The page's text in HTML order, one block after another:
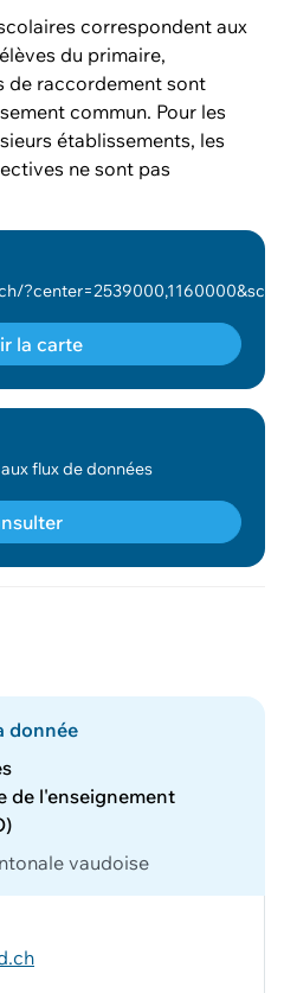
correspondent aux
du primaire,
de raccordement sont
commun. Pour les
établissements, les
ne sont pas
donnée
de l'enseignement
vaudoise
la carte
flux de données